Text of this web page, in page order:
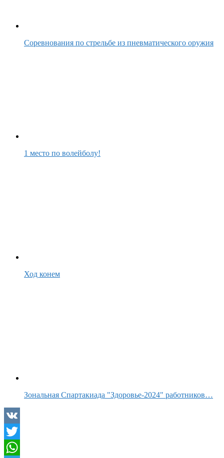
Соревнования по стрельбе из пневматического оружия
1 место по волейболу!
Ход конем
Зональная Спартакиада "Здоровье-2024" работников…
VK
Twitter